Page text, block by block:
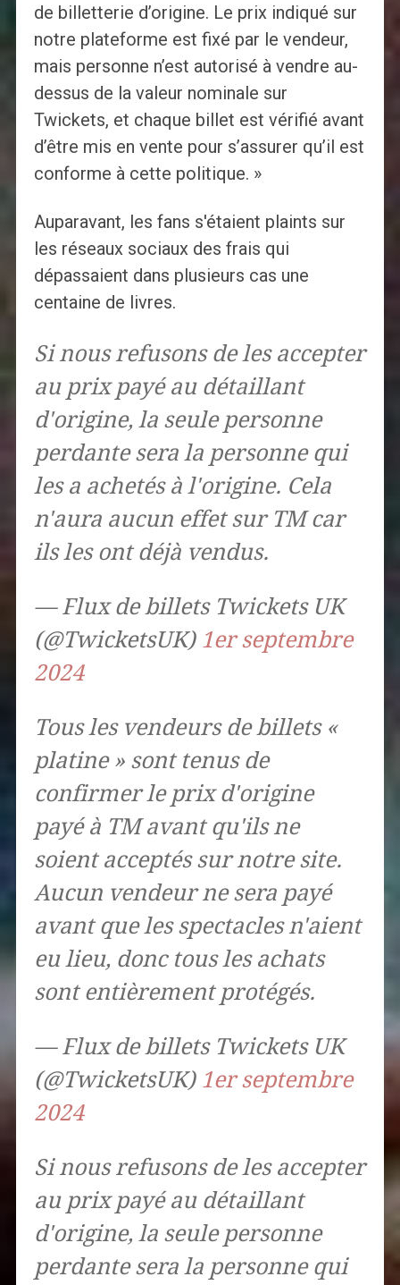
de billetterie d’origine. Le prix indiqué sur
notre plateforme est fixé par le vendeur,
mais personne n’est autorisé à vendre au-
dessus de la valeur nominale sur
Twickets, et chaque billet est vérifié avant
d’être mis en vente pour s’assurer qu’il est
conforme à cette politique. »
Auparavant, les fans s'étaient plaints sur
les réseaux sociaux des frais qui
dépassaient dans plusieurs cas une
centaine de livres.
Si nous refusons de les accepter
au prix payé au détaillant
d'origine, la seule personne
perdante sera la personne qui
les a achetés à l'origine. Cela
n'aura aucun effet sur TM car
ils les ont déjà vendus.
— Flux de billets Twickets UK
(@TwicketsUK) 1er septembre
2024
Tous les vendeurs de billets «
platine » sont tenus de
confirmer le prix d'origine
payé à TM avant qu'ils ne
soient acceptés sur notre site.
Aucun vendeur ne sera payé
avant que les spectacles n'aient
eu lieu, donc tous les achats
sont entièrement protégés.
— Flux de billets Twickets UK
(@TwicketsUK) 1er septembre
2024
Si nous refusons de les accepter
au prix payé au détaillant
d'origine, la seule personne
perdante sera la personne qui